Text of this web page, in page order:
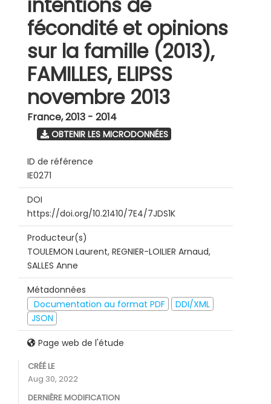
fécondité et opinions
sur la famille (2013),
FAMILLES, ELIPSS
novembre 2013
France,2013 - 2014
OBTENIR LES MICRODONNÉES
ID de référence
IE0271
DOI
https://doi.org/10.21410/7E4/7JDS1K
Producteur(s)
TOULEMON Laurent, REGNIER-LOILIER Arnaud,
SALLES Anne
Métadonnées
Documentation au format PDF
DDI/XML
JSON
Page web de l'étude
CRÉÉ LE
Aug 30, 2022
DERNIÈRE MODIFICATION